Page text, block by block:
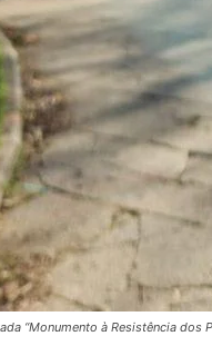
“Monumento à Resistência